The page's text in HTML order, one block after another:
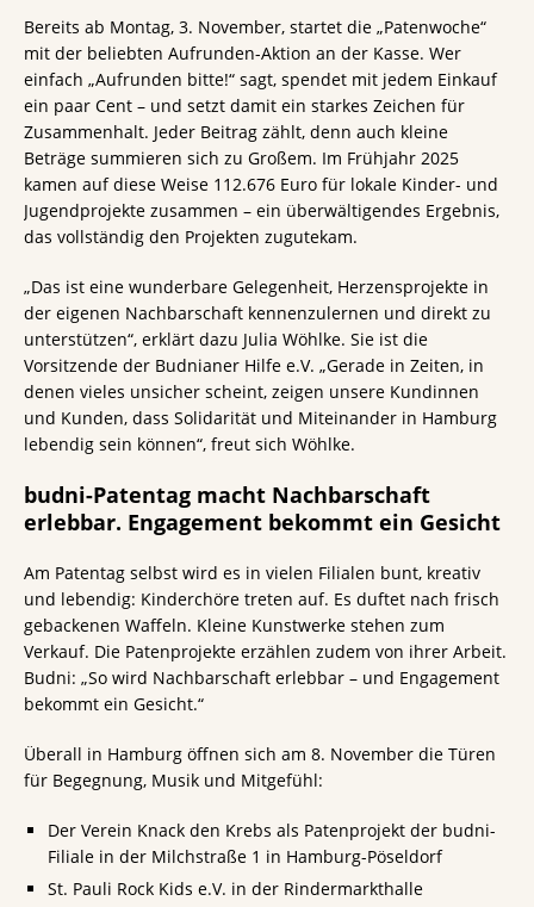
Bereits ab Montag, 3. November, startet die „Patenwoche“
mit der beliebten Aufrunden-Aktion an der Kasse. Wer
einfach „Aufrunden bitte!“ sagt, spendet mit jedem Einkauf
ein paar Cent – und setzt damit ein starkes Zeichen für
Zusammenhalt. Jeder Beitrag zählt, denn auch kleine
Beträge summieren sich zu Großem. Im Frühjahr 2025
kamen auf diese Weise 112.676 Euro für lokale Kinder- und
Jugendprojekte zusammen – ein überwältigendes Ergebnis,
das vollständig den Projekten zugutekam.
„Das ist eine wunderbare Gelegenheit, Herzensprojekte in
der eigenen Nachbarschaft kennenzulernen und direkt zu
unterstützen“, erklärt dazu Julia Wöhlke. Sie ist die
Vorsitzende der Budnianer Hilfe e.V. „Gerade in Zeiten, in
denen vieles unsicher scheint, zeigen unsere Kundinnen
und Kunden, dass Solidarität und Miteinander in Hamburg
lebendig sein können“, freut sich Wöhlke.
budni-Patentag macht Nachbarschaft
erlebbar. Engagement bekommt ein Gesicht
Am Patentag selbst wird es in vielen Filialen bunt, kreativ
und lebendig: Kinderchöre treten auf. Es duftet nach frisch
gebackenen Waffeln. Kleine Kunstwerke stehen zum
Verkauf. Die Patenprojekte erzählen zudem von ihrer Arbeit.
Budni: „So wird Nachbarschaft erlebbar – und Engagement
bekommt ein Gesicht.“
Überall in Hamburg öffnen sich am 8. November die Türen
für Begegnung, Musik und Mitgefühl:
Der Verein Knack den Krebs als Patenprojekt der budni-
Filiale in der Milchstraße 1 in Hamburg-Pöseldorf
St. Pauli Rock Kids e.V. in der Rindermarkthalle